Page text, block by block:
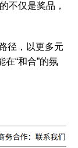
不仅是奖品，
径，以更多元
“和合”的氛